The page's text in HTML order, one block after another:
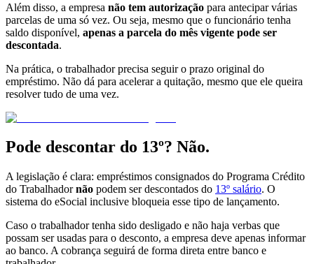
Além disso, a empresa não tem autorização para antecipar várias
parcelas de uma só vez. Ou seja, mesmo que o funcionário tenha
saldo disponível, apenas a parcela do mês vigente pode ser
descontada.
Na prática, o trabalhador precisa seguir o prazo original do
empréstimo. Não dá para acelerar a quitação, mesmo que ele queira
resolver tudo de uma vez.
Pode descontar do 13º? Não.
A legislação é clara: empréstimos consignados do Programa Crédito
do Trabalhadornão podem ser descontados do 13º salário. O
sistema do eSocial inclusive bloqueia esse tipo de lançamento.
Caso o trabalhador tenha sido desligado e não haja verbas que
possam ser usadas para o desconto, a empresa deve apenas informar
ao banco. A cobrança seguirá de forma direta entre banco e